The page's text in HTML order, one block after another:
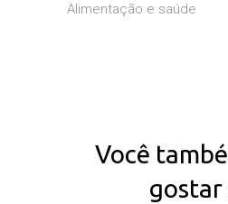
Alimentação e saúde
Você
gostar